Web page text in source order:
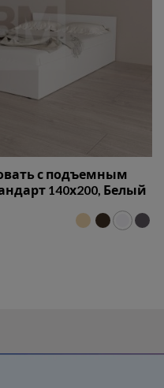
с подъемным
140х200, Белый